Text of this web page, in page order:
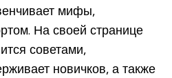
мифы,
На своей странице
советами,
новичков, а также